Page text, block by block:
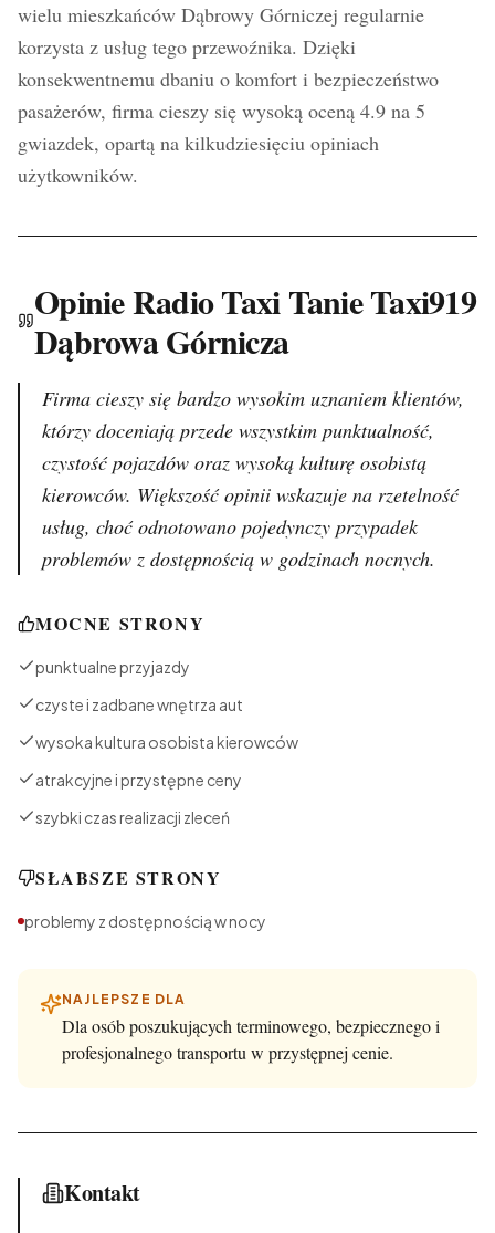
wielu mieszkańców Dąbrowy Górniczej regularnie
korzysta z usług tego przewoźnika. Dzięki
konsekwentnemu dbaniu o komfort i bezpieczeństwo
pasażerów, firma cieszy się wysoką oceną 4.9 na 5
gwiazdek, opartą na kilkudziesięciu opiniach
użytkowników.
Opinie Radio Taxi Tanie Taxi919
Dąbrowa Górnicza
Firma cieszy się bardzo wysokim uznaniem klientów,
którzy doceniają przede wszystkim punktualność,
czystość pojazdów oraz wysoką kulturę osobistą
kierowców. Większość opinii wskazuje na rzetelność
usług, choć odnotowano pojedynczy przypadek
problemów z dostępnością w godzinach nocnych.
MOCNE STRONY
punktualne przyjazdy
czyste i zadbane wnętrza aut
wysoka kultura osobista kierowców
atrakcyjne i przystępne ceny
szybki czas realizacji zleceń
SŁABSZE STRONY
problemy z dostępnością w nocy
NAJLEPSZE DLA
Dla osób poszukujących terminowego, bezpiecznego i
profesjonalnego transportu w przystępnej cenie.
Kontakt